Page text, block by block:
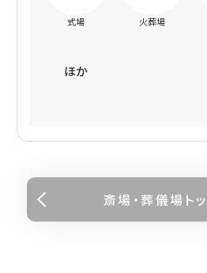
式場 火葬場
ほか
斎場・葬儀場ト